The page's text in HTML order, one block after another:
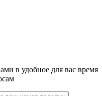
в удобное для вас время